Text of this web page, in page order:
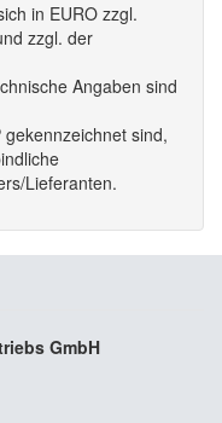
in EURO zzgl.
zzgl. der
Angaben sind
sind,
Lieferanten.
GmbH